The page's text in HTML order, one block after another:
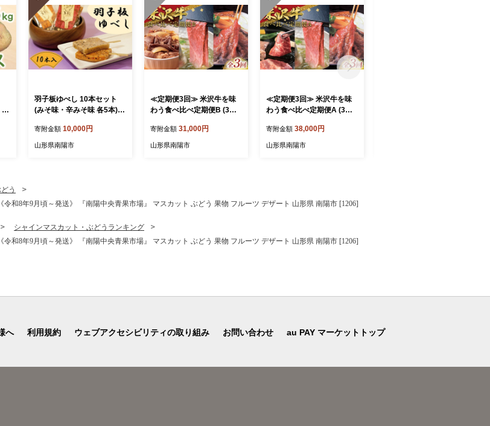
フ
羽子板ゆべし 10本セット
(みそ味・辛みそ味 各5本)
和菓子 お茶菓子 山形県 南
陽市 [2673]
寄附金額 10,000円
山形県南陽市
≪定期便3回≫ 米沢牛を味
わう食べ比べ定期便B (3～4
県 南陽市 [2702]
寄附金額 31,000円
山形県南陽市
≪定期便3回≫ 米沢牛を味
わう食べ比べ定期便A (3～4
県 南陽市 [2701]
寄附金額 38,000円
山形県南陽市
う
令和8年9月頃～発送》 『南陽中央青果市場』 マスカット ぶどう 果物 フルーツ デザート 山形県 南陽市 [1206]
シャインマスカット・ぶどうランキング
令和8年9月頃～発送》 『南陽中央青果市場』 マスカット ぶどう 果物 フルーツ デザート 山形県 南陽市 [1206]
へ 利用規約 ウェブアクセシビリティの取り組み お問い合わせ au PAY マーケットトップ